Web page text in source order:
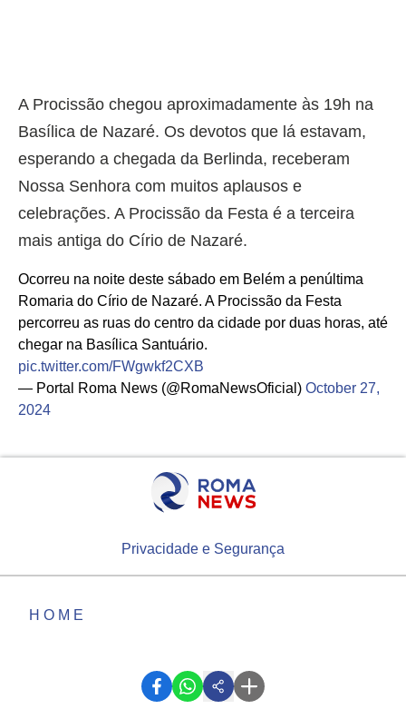
A Procissão chegou aproximadamente às 19h na
Basílica de Nazaré. Os devotos que lá estavam,
esperando a chegada da Berlinda, receberam
Nossa Senhora com muitos aplausos e
celebrações. A Procissão da Festa é a terceira
mais antiga do Círio de Nazaré.
Ocorreu na noite deste sábado em Belém a penúltima
Romaria do Círio de Nazaré. A Procissão da Festa
percorreu as ruas do centro da cidade por duas horas, até
chegar na Basílica Santuário.
pic.twitter.com/FWgwkf2CXB
— Portal Roma News (@RomaNewsOficial) October 27,
2024
Privacidade e Segurança
HOME